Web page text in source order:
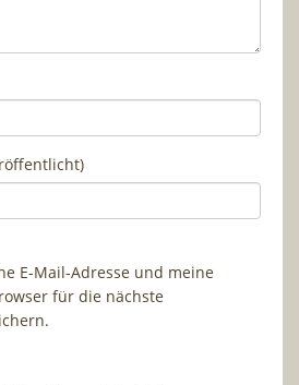
E-Mail-Adresse und meine
für die nächste